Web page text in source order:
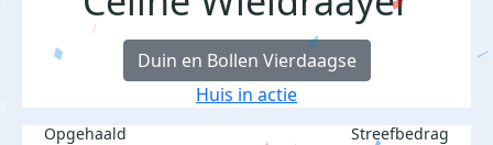
Duin en Bollen Vierdaagse
Huis in actie
Opgehaald Streefbedrag